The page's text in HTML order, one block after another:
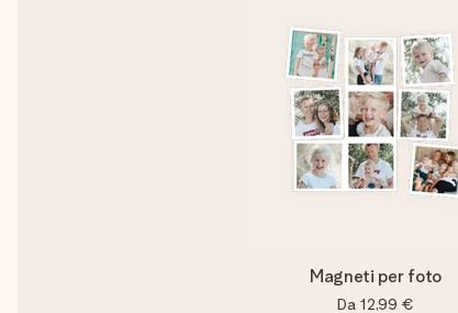
Magneti per foto
Da 12,99 €